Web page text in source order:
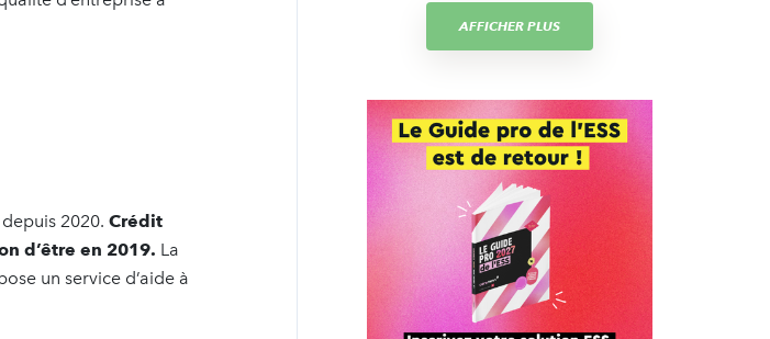
2020. Crédit
d’être en 2019. La
un service d’aide à
AFFICHER PLUS